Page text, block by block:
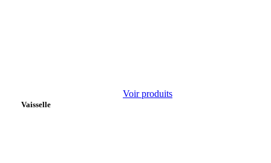
Voir produits
Vaisselle